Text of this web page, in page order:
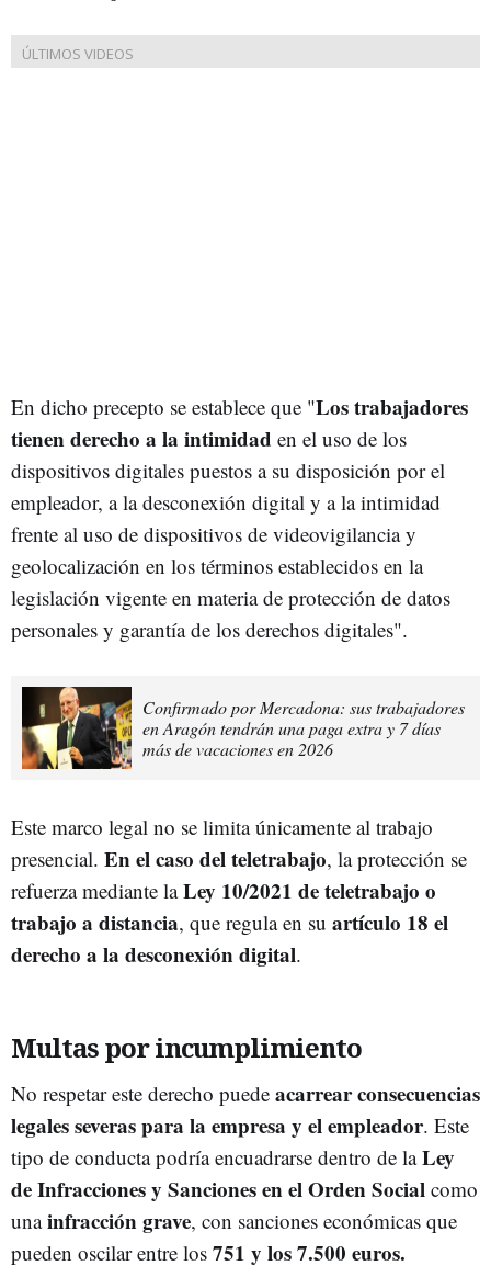
En dicho precepto se establece que "Los trabajadores
tienen derecho a la intimidad en el uso de los
dispositivos digitales puestos a su disposición por el
empleador, a la desconexión digital y a la intimidad
frente al uso de dispositivos de videovigilancia y
geolocalización en los términos establecidos en la
legislación vigente en materia de protección de datos
personales y garantía de los derechos digitales".
Confirmado por Mercadona: sus trabajadores
en Aragón tendrán una paga extra y 7 días
más de vacaciones en 2026
Este marco legal no se limita únicamente al trabajo
presencial. En el caso del teletrabajo, la protección se
refuerza mediante laLey 10/2021 de teletrabajo o
trabajo a distancia, que regula en su artículo 18 el
derecho a la desconexión digital.
Multas por incumplimiento
No respetar este derecho puede acarrear consecuencias
legales severas para la empresa y el empleador. Este
tipo de conducta podría encuadrarse dentro de laLey
de Infracciones y Sanciones en el Orden Social como
unainfracción grave, con sanciones económicas que
pueden oscilar entre los 751 y los 7.500 euros.